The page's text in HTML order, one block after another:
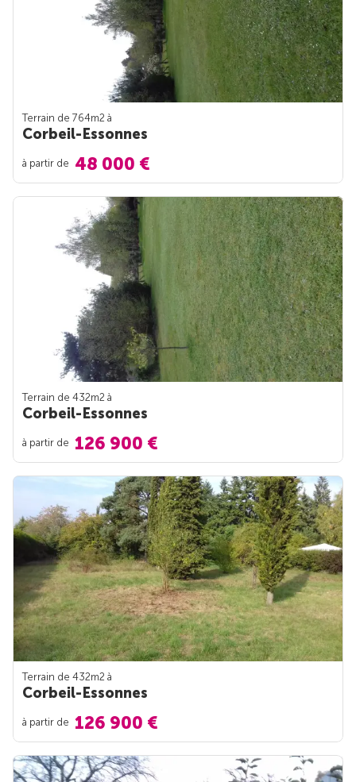
Terrain de 764m2 à
Corbeil-Essonnes
à partir de 48 000 €
Terrain de 432m2 à
Corbeil-Essonnes
à partir de 126 900 €
Terrain de 432m2 à
Corbeil-Essonnes
à partir de 126 900 €